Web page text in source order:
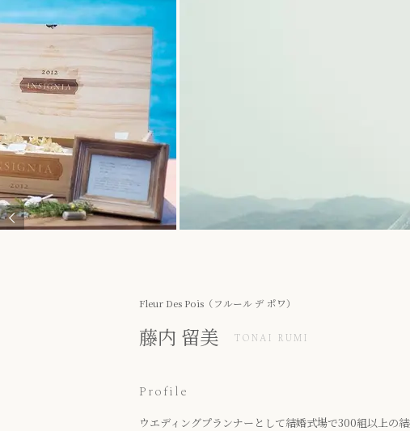
Fleur Des Pois（フルール デ ポワ）
藤内 留美 TONAI RUMI
Profile
ウエディングプランナーとして結婚式場で300組以上の